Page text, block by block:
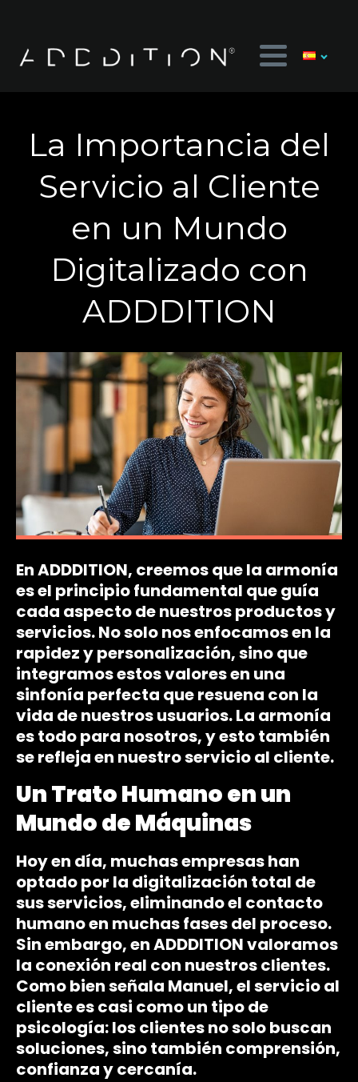
La Importancia del
Servicio al Cliente
en un Mundo
Digitalizado con
ADDDITION
En ADDDITION, creemos que la armonía
es el principio fundamental que guía
cada aspecto de nuestros productos y
servicios. No solo nos enfocamos en la
rapidez y personalización, sino que
integramos estos valores en una
sinfonía perfecta que resuena con la
vida de nuestros usuarios. La armonía
es todo para nosotros, y esto también
se refleja en nuestro servicio al cliente.
Un Trato Humano en un
Mundo de Máquinas
Hoy en día, muchas empresas han
optado por la digitalización total de
sus servicios, eliminando el contacto
humano en muchas fases del proceso.
Sin embargo, en ADDDITION valoramos
la conexión real con nuestros clientes.
Como bien señala Manuel, el servicio al
cliente es casi como un tipo de
psicología: los clientes no solo buscan
soluciones, sino también comprensión,
confianza y cercanía.